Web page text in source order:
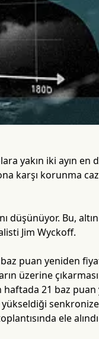
yakın iki ayın en
karşı korunma
düşünüyor. Bu, altın
Jim Wyckoff.
puan yeniden
üzerine
haftada 21 baz
yükseldiği
ele